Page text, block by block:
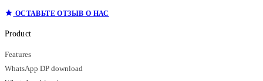
ОСТАВЬТЕ ОТЗЫВ О НАС
Product
Features
WhatsApp DP download